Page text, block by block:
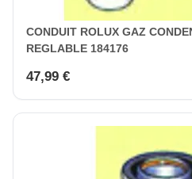
CONDUIT ROLUX GAZ
REGLABLE 184176
47,99 €